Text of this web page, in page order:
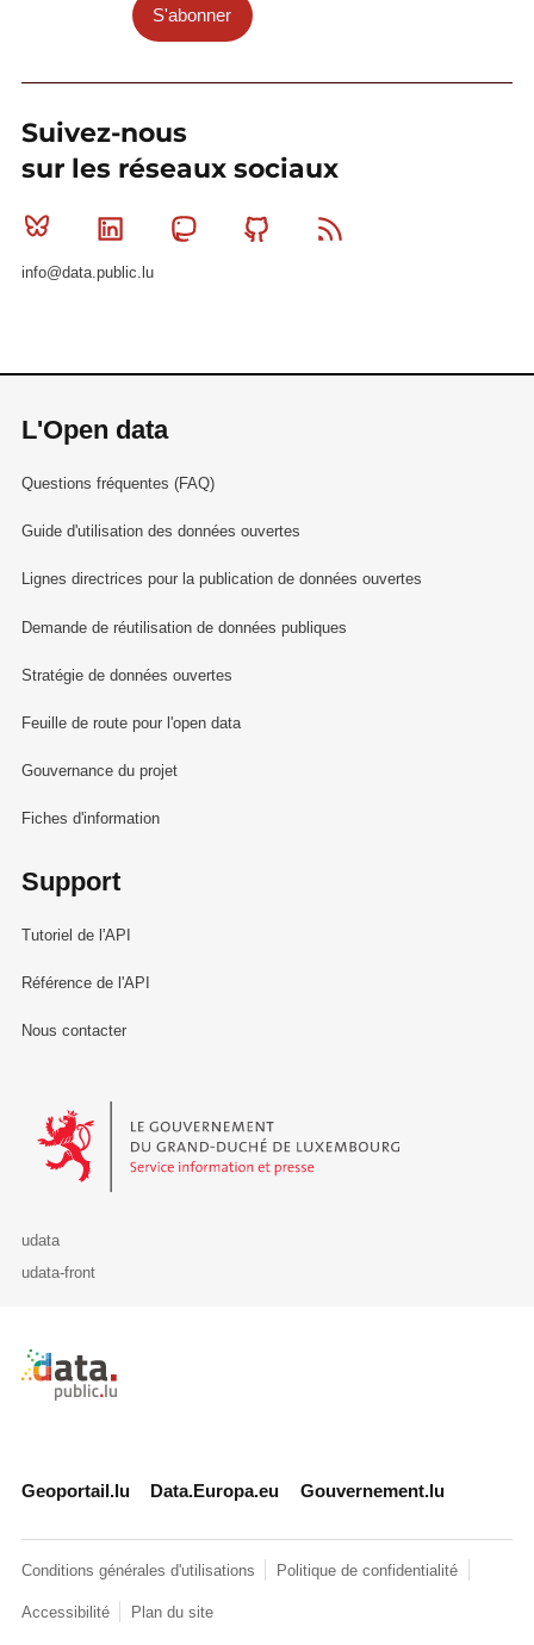
S'abonner
Suivez-nous
sur les réseaux sociaux
Bluesky Linkedin MastodonGithub
info@data.public.lu
L'Open data
Questions fréquentes (FAQ)
Guide d'utilisation des données ouvertes
Lignes directrices pour la publication de données ouvertes
Demande de réutilisation de données publiques
Stratégie de données ouvertes
Feuille de route pour l'open data
Gouvernance du projet
Fiches d'information
Support
Tutoriel de l'API
Référence de l'API
Nous contacter
Le Gouvernement du Grand-Duché de Luxembourg - Service
udata
udata-front
Retour à l'accueil de data.public.lu
Geoportail.lu Data.Europa.eu Gouvernement.lu
Conditions générales d'utilisations Politique de confidentialité
Accessibilité Plan du site